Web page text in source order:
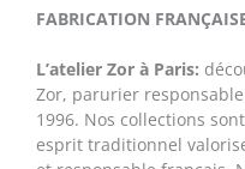
FABRICATION
L’atelier Zor à Paris:
Zor, parurier
1996. Nos collections
esprit traditionnel